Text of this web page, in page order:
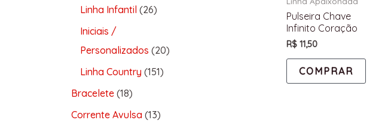
Linha Infantil 26
Iniciais /
Personalizados 20
Linha Country 151
Bracelete 18
Corrente Avulsa 13
Pulseira Chave
Infinito Coração
R$11,50
COMPRAR